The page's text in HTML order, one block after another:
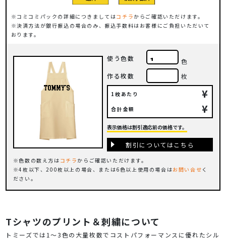
コミコミパックの詳細につきましてはコチラからご確認いただけます。
決済方法が銀行振込の場合のみ、振込手数料はお客様にご負担いただいて
おります。
使う色数
色
作る枚数
枚
1枚あたり ¥
合計金額 ¥
色数の数え方は コチラからご確認いただけます。
4枚以下、200枚以上の場合、または6色以上使用の場合はお問い合せ く
ださい。
表示価格は割引適応前の価格です。
割引についてはこちら
Tシャツのプリント＆刺繍について
トミーズでは1～3色の大量枚数でコストパフォーマンスに優れたシル